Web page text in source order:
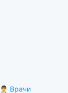
👨‍⚕️ Врачи